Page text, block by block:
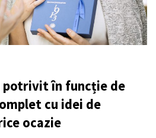
potrivit în funcție de
cu idei de
ocazie